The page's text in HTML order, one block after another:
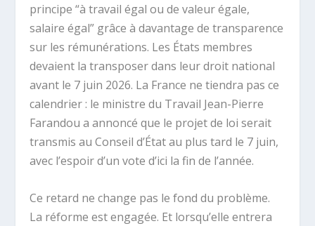
principe “à travail égal ou de valeur égale,
salaire égal” grâce à davantage de transparence
sur les rémunérations. Les États membres
devaient la transposer dans leur droit national
avant le 7 juin 2026. La France ne tiendra pas ce
calendrier : le ministre du Travail Jean-Pierre
Farandou a annoncé que le projet de loi serait
transmis au Conseil d’État au plus tard le 7 juin,
avec l’espoir d’un vote d’ici la fin de l’année.
Ce retard ne change pas le fond du problème.
La réforme est engagée. Et lorsqu’elle entrera